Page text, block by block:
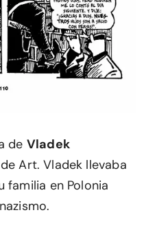
de Vladek
Art. Vladek llevaba
familia en Polonia